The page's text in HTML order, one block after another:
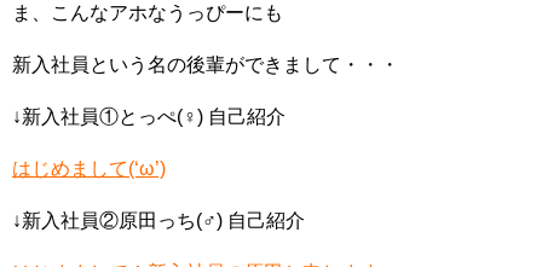
ま、こんなアホなうっぴーにも
新入社員という名の後輩ができまして・・・
↓新入社員①とっぺ(♀) 自己紹介
はじめまして(‘ω’)
↓新入社員②原田っち(♂) 自己紹介